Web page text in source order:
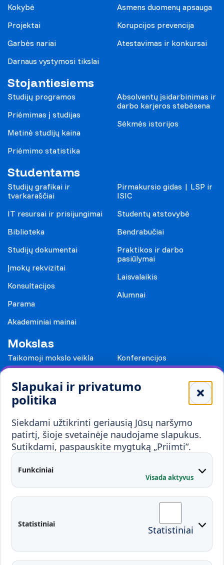
Slapukai ir privatumo
politika
Siekdami užtikrinti geriausią Jūsų naršymo
patirtį, šioje svetainėje naudojame slapukus.
Sutikdami, paspauskite mygtuką „Priimti“.
Funkciniai
Visada aktyvus
Statistiniai Statistiniai
Kokybė
Projektai
Garbės nariai
Darnaus vystymosi tikslai
Asmens duomenų apsauga
Korupcijos prevencija
Atestavimas ir konkursai
Stojantiesiems
Studijų programos
Priėmimas į studijas
Metinė studijų kaina
Priėmimo statistika
Absolventų įsidarbinimas ir
darbo karjeros stebėsena
Sėkmės istorijos
Studentams
Studijų grafikai ir
tvarkaraščiai
IT resursai ir prisijungimai
Biblioteka
Studijų dokumentai
Įmokų rekvizitai
Konsultacijos
Parama
Akademiniai mainai
Pirmakursio gidas | LSP ir
ISIC
Studentų atstovybė
Bendrabučiai
Praktikos ir darbo
pasiūlymai
Laisvalaikis
Alumnai
Mokslas
Taikomoji mokslo veikla
Konferencijos
Mokykloms
Visuomenei ir verslui
Mokymai ir konsultavimas
Partnerystės
Karjera
Kontaktai
Administracija
Fakultetai
Studentų atstovybė
Moodle